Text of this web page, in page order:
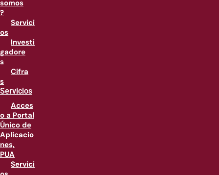
somos
?
Servici
os
Investi
gadore
s
Cifra
s
Servicios
Acces
o a Portal
Único de
Aplicacio
nes,
PUA
Servici